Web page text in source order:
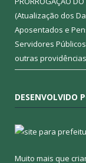
(Atualização dos
Aposentados e
Servidores
outras
DESENVOLVIDO
Muito mais que